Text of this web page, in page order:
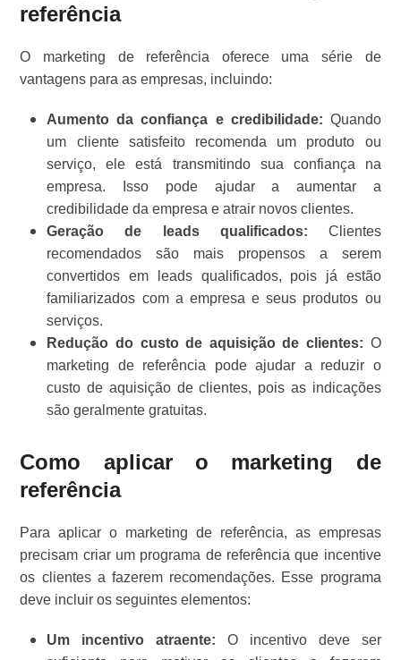
referência
O marketing de referência oferece uma série de
vantagens para as empresas, incluindo:
Aumento da confiança e credibilidade: Quando
um cliente satisfeito recomenda um produto ou
serviço, ele está transmitindo sua confiança na
empresa. Isso pode ajudar a aumentar a
credibilidade da empresa e atrair novos clientes.
Geração de leads qualificados: Clientes
recomendados são mais propensos a serem
convertidos em leads qualificados, pois já estão
familiarizados com a empresa e seus produtos ou
serviços.
Redução do custo de aquisição de clientes: O
marketing de referência pode ajudar a reduzir o
custo de aquisição de clientes, pois as indicações
são geralmente gratuitas.
Como aplicar o marketing de
referência
Para aplicar o marketing de referência, as empresas
precisam criar um programa de referência que incentive
os clientes a fazerem recomendações. Esse programa
deve incluir os seguintes elementos:
Um incentivo atraente: O incentivo deve ser